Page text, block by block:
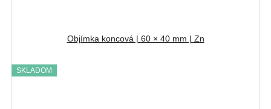
Objímka koncová | 60 × 40 mm | Zn
SKLADOM